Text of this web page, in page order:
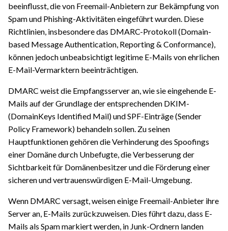
beeinflusst, die von Freemail-Anbietern zur Bekämpfung von
Spam und Phishing-Aktivitäten eingeführt wurden. Diese
Richtlinien, insbesondere das DMARC-Protokoll (Domain-
based Message Authentication, Reporting & Conformance),
können jedoch unbeabsichtigt legitime E-Mails von ehrlichen
E-Mail-Vermarktern beeinträchtigen.
DMARC weist die Empfangsserver an, wie sie eingehende E-
Mails auf der Grundlage der entsprechenden DKIM-
(DomainKeys Identified Mail) und SPF-Einträge (Sender
Policy Framework) behandeln sollen. Zu seinen
Hauptfunktionen gehören die Verhinderung des Spoofings
einer Domäne durch Unbefugte, die Verbesserung der
Sichtbarkeit für Domänenbesitzer und die Förderung einer
sicheren und vertrauenswürdigen E-Mail-Umgebung.
Wenn DMARC versagt, weisen einige Freemail-Anbieter ihre
Server an, E-Mails zurückzuweisen. Dies führt dazu, dass E-
Mails als Spam markiert werden, in Junk-Ordnern landen